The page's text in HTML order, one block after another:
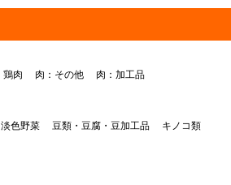
鶏肉 肉：その他 肉：加工品
淡色野菜 豆類・豆腐・豆加工品
キノコ類